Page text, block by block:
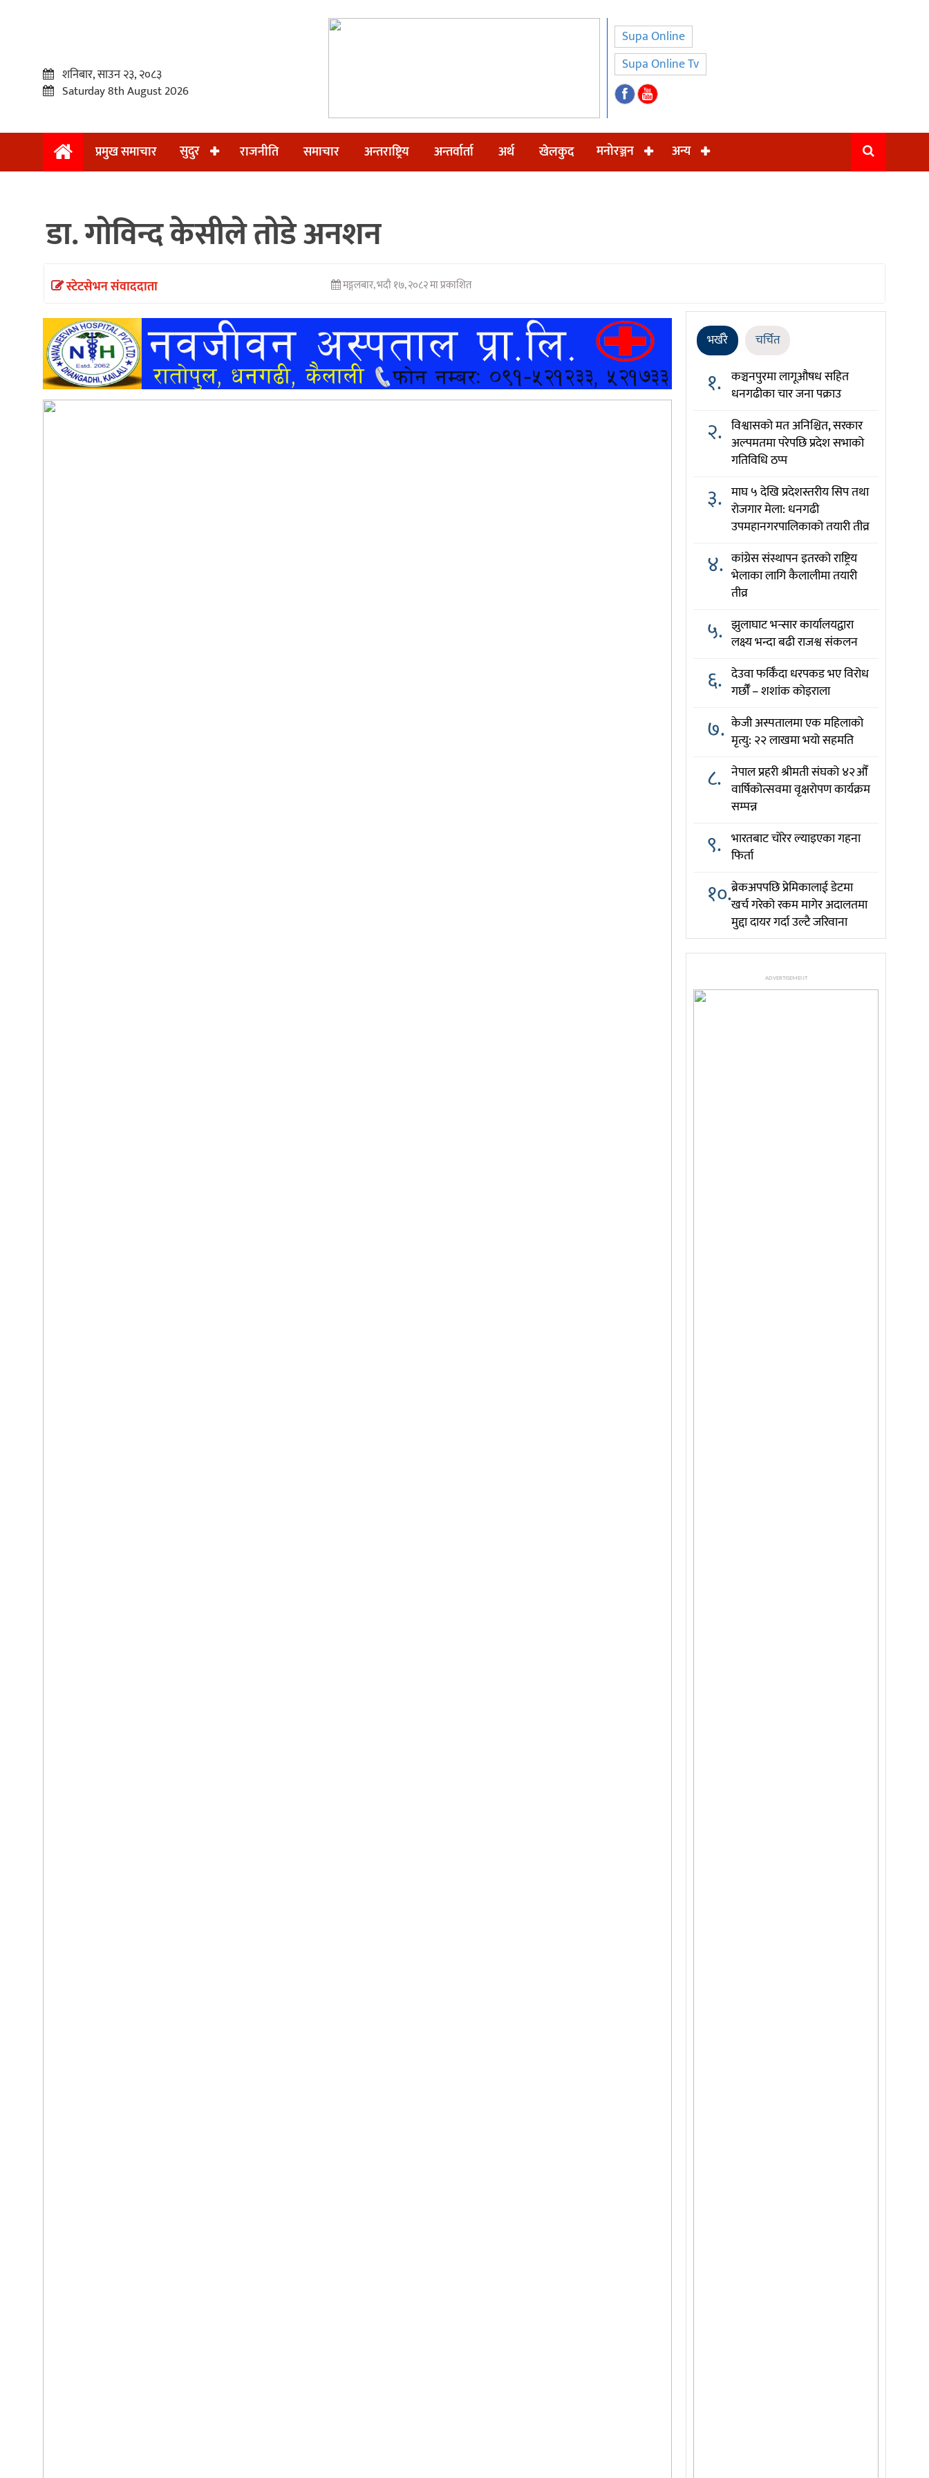
प्रमुख
समाचार
अन्तर्वार्ता
खेलकुद
शनिबार, साउन २३, २०८३
Saturday 8th August 2026
Supa Online
Supa Online Tv
प्रमुख समाचार सुदुर राजनीति समाचार अन्तराष्ट्रिय अन्तर्वार्ता अर्थ खेलकुद मनोरञ्जन अन्य
डा. गोविन्द केसीले तोडे अनशन
स्टेटसेभन संवाददाता मङ्गलबार, भदौ १७, २०८२ मा प्रकाशित
भर्खरै चर्चित
१. कञ्चनपुरमा लागूऔषध सहित
धनगढीका चार जना पक्राउ
२. विश्वासको मत अनिश्चित, सरकार
अल्पमतमा परेपछि प्रदेश सभाको
गतिविधि ठप्प
३. माघ ५ देखि प्रदेशस्तरीय सिप तथा
रोजगार मेला: धनगढी
उपमहानगरपालिकाको तयारी तीव्र
४. कांग्रेस संस्थापन इतरको राष्ट्रिय
भेलाका लागि कैलालीमा तयारी
तीव्र
५. झुलाघाट भन्सार कार्यालयद्वारा
लक्ष्य भन्दा बढी राजश्व संकलन
६. देउवा फर्किँदा धरपकड भए विरोध
गर्छौँं – शशांक कोइराला
७. केजी अस्पतालमा एक महिलाको
मृत्यु: २२ लाखमा भयो सहमति
८. नेपाल प्रहरी श्रीमती संघको ४२औँ
वार्षिकोत्सवमा वृक्षरोपण कार्यक्रम
सम्पन्न
९. भारतबाट चोरेर ल्याइएका गहना
फिर्ता
१०.ब्रेकअपपछि प्रेमिकालाई डेटमा
खर्च गरेको रकम मागेर अदालतमा
मुद्दा दायर गर्दा उल्टै जरिवाना
ADVERTISEMENT